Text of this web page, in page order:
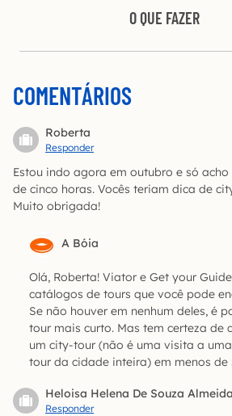
O QUE FAZER
COMENTÁRIOS
Roberta
Responder
Estou indo agora em outubro e só
de cinco horas. Vocês teriam dica de
Muito obrigada!
A Bóia
Olá, Roberta! Viator e Get your
catálogos de tours que você pode
Se não houver em nenhum deles, é
tour mais curto. Mas tem certeza de
um city-tour (não é uma visita a
tour da cidade inteira) em menos de
Heloisa Helena De Souza
Responder